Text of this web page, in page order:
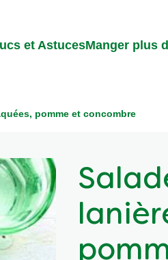
et AstucesManger plus
pomme et concombre